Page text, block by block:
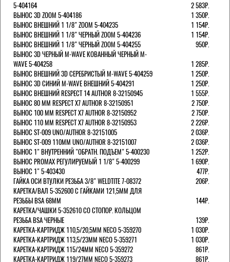
5-404164
2 583Р.
ВЫНОС 3D ZOOM 5-404186
1 350Р.
ВЫНОС ВНЕШНИЙ 1 1/8" ZOOM 5-404235
1 154Р.
ВЫНОС ВНЕШНИЙ 1 1/8" ЧЕРНЫЙ ZOOM 5-404236
1 154Р.
ВЫНОС ВНЕШНИЙ 1 1/8" ЧЕРНЫЙ ZOOM 5-404255
950Р.
ВЫНОС 3D ЧЕРНЫЙ M-WAVE КОВАННЫЙ ЧЕРНЫЙ M-
WAVE 5-404258
1 285Р.
ВЫНОС ВНЕШНИЙ 3D СЕРЕБРИСТЫЙ M-WAVE 5-404259
1 250Р.
ВЫНОС 3D СИНИЙ M-WAVE ВНЕШНИЙ 5-404291
1 250Р.
ВЫНОС ВНЕШНИЙ RESPECT 14 AUTHOR 8-32150945
1 555Р.
ВЫНОС 80 ММ RESPECT Х7 AUTHOR 8-32150951
2 750Р.
ВЫНОС 100 ММ RESPECT Х7 AUTHOR 8-32150952
2 750Р.
ВЫНОС 110 ММ RESPECT Х7 AUTHOR 8-32150953
2 226Р.
ВЫНОС ST-009 UNO/AUTHOR 8-32151005
2 036Р.
ВЫНОС ST-009 110ММ UNO/AUTHOR 8-32151007
2 036Р.
ВЫНОС 1" ВНУТРЕННИЙ "ОБРАТН. ПОДЪЕМ" 5-400230
1 252Р.
ВЫНОС PROMAX РЕГУЛИРУЕМЫЙ 1 1/8" 5-400299
1 690Р.
ВЫНОС 1" 5-403430
477Р.
ГАЙКА ОСИ ВТУЛКИ РЕЗЬБА 3/8" WELDTITE 7-08372
206Р.
КАРЕТКА/ВАЛ 5-352600 С ГАЙКАМИ 121,5ММ ДЛЯ
РЕЗЬБЫ BSA 68ММ
144Р.
КАРЕТКА/ЧАШКИ 5-352610 СО СТОПОР. КОЛЬЦОМ
РЕЗЬБА BSA ЧЕРНЫЕ
139Р.
КАРЕТКА-КАРТРИДЖ 110,5/20,5ММ NECO 5-359270
1 030Р.
КАРЕТКА-КАРТРИДЖ 113,5/23ММ NECO 5-359271
1 030Р.
КАРЕТКА-КАРТРИДЖ 115/24ММ NECO 5-359272
861Р.
КАРЕТКА-КАРТРИДЖ 119/27ММ NECO 5-359273
861Р.